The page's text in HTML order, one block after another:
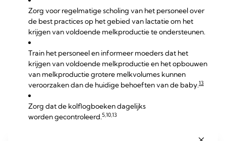
Zorg voor regelmatige scholing van het personeel over
de best practices op het gebied van lactatie om het
krijgen van voldoende melkproductie te ondersteunen.
Train het personeel en informeer moeders dat het
krijgen van voldoende melkproductie en het opbouwen
van melkproductie grotere melkvolumes kunnen
veroorzaken dan de huidige behoeften van de baby.13
Zorg dat de kolflogboeken dagelijks
worden gecontroleerd.5,10,13
Integreer gespecialiseerde lactatieondersteuning voor als